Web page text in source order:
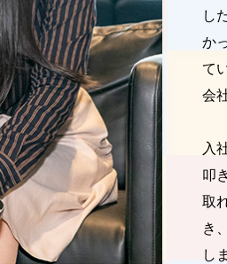
し
か
て
会
入
叩
取
き
し